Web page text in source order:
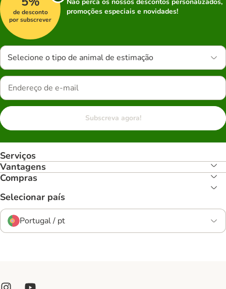
de desconto
por subscrever
promoções especiais e novidades!
Selecione o tipo de animal de estimação
Subscreva agora!
Serviços
Vantagens
Compras
Selecionar país
Portugal / pt